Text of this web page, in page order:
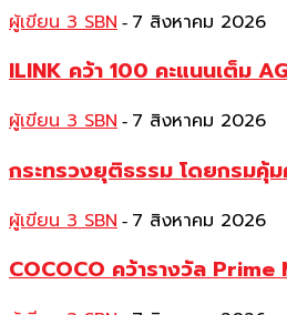
ผู้เขียน 3 SBN - 7 สิงหาคม 2026
ILINK คว้า 100 คะแนนเต็ม
ผู้เขียน 3 SBN - 7 สิงหาคม 2026
กระทรวงยุติธรรม โดยกรมคุ้
ผู้เขียน 3 SBN - 7 สิงหาคม 2026
COCOCO คว้ารางวัล